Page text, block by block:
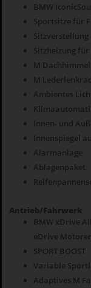
BMW
Sportsitze für
Sitzheizung
M
M
Ambientes
Innen- und
Innenspiegel
Alarmanlage
Ablagenpaket
Antrieb/Fahrwerk
BMW xDrive
eDrive
SPORT BOOST
Variable
Adaptives M